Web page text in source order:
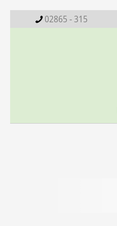
02865 - 315